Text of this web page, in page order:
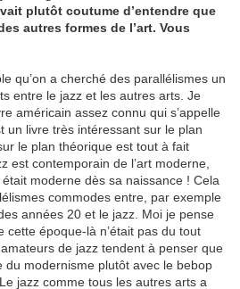
plutôt coutume d’entendre que
autres formes de l’art. Vous
qu’on a cherché des parallélismes un
entre le jazz et les autres arts. Je
américain assez connu qui s’appelle
un livre très intéressant sur le plan
le plan théorique est tout à fait
est contemporain de l’art moderne,
moderne dès sa naissance ! Cela
commodes entre, par exemple
années 20 et le jazz. Moi je pense
cette époque-là n’était pas du tout
de jazz tendent à penser que
du modernisme plutôt avec le bebop
jazz comme tous les autres arts a